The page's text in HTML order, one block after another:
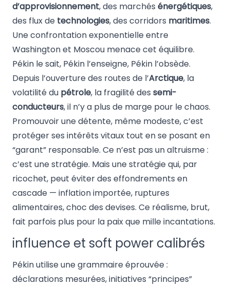
d’approvisionnement, des marchés énergétiques,
des flux de technologies, des corridors maritimes.
Une confrontation exponentielle entre
Washington et Moscou menace cet équilibre.
Pékin le sait, Pékin l’enseigne, Pékin l’obsède.
Depuis l’ouverture des routes de l’Arctique, la
volatilité du pétrole, la fragilité des semi-
conducteurs, il n’y a plus de marge pour le chaos.
Promouvoir une détente, même modeste, c’est
protéger ses intérêts vitaux tout en se posant en
“garant” responsable. Ce n’est pas un altruisme :
c’est une stratégie. Mais une stratégie qui, par
ricochet, peut éviter des effondrements en
cascade — inflation importée, ruptures
alimentaires, choc des devises. Ce réalisme, brut,
fait parfois plus pour la paix que mille incantations.
influence et soft power calibrés
Pékin utilise une grammaire éprouvée :
déclarations mesurées, initiatives “principes”